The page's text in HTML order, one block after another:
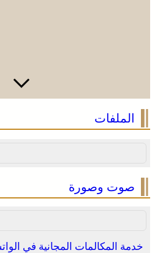
الملفات
صوت وصورة
خدمة المكالمات المجانية في